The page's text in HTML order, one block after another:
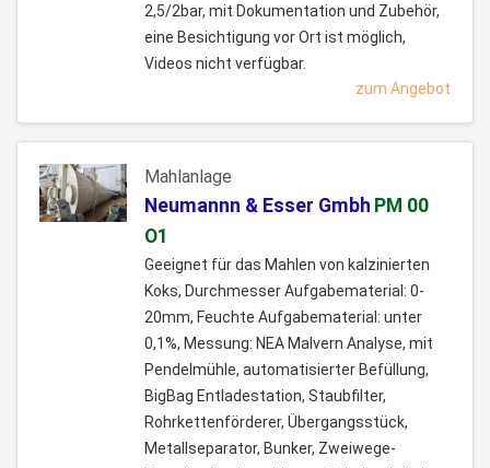
2,5/2bar, mit Dokumentation und Zubehör,
eine Besichtigung vor Ort ist möglich,
Videos nicht verfügbar.
zum Angebot
Mahlanlage
Neumannn & Esser Gmbh PM 00
O1
Geeignet für das Mahlen von kalzinierten
Koks, Durchmesser Aufgabematerial: 0-
20mm, Feuchte Aufgabematerial: unter
0,1%, Messung: NEA Malvern Analyse, mit
Pendelmühle, automatisierter Befüllung,
BigBag Entladestation, Staubfilter,
Rohrkettenförderer, Übergangsstück,
Metallseparator, Bunker, Zweiwege-